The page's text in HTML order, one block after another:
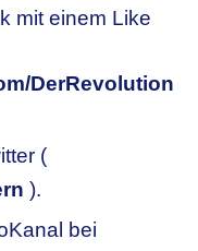
mit einem Like
DerRevolution
(
).
bei